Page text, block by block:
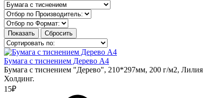
Бумага с тиснением Дерево А4
Бумага с тиснением "Дерево", 210*297мм, 200 г/м2, Лилия
Холдинг.
15₽